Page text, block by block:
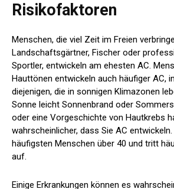
Risikofaktoren
Menschen, die viel Zeit im Freien
Landschaftsgärtner, Fischer oder
Sportler, entwickeln am ehesten AC.
Hauttönen entwickeln auch häufiger AC,
diejenigen, die in sonnigen Klimazonen
Sonne leicht Sonnenbrand oder
oder eine Vorgeschichte von Hautkrebs
wahrscheinlicher, dass Sie AC
häufigsten Menschen über 40 und tritt
auf.
Einige Erkrankungen können es